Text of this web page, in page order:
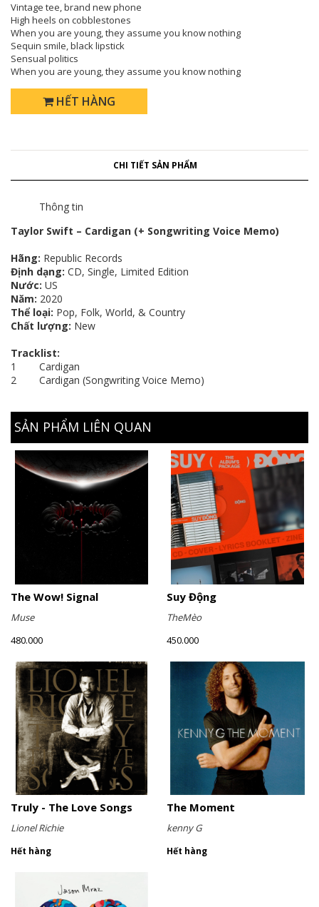
Vintage tee, brand new phone
High heels on cobblestones
When you are young, they assume you know nothing
Sequin smile, black lipstick
Sensual politics
When you are young, they assume you know nothing
HẾT HÀNG
CHI TIẾT SẢN PHẨM
Thông tin
Taylor Swift – Cardigan (+ Songwriting Voice Memo)
Hãng: Republic Records
Định dạng: CD, Single, Limited Edition
Nước: US
Năm: 2020
Thể loại: Pop, Folk, World, & Country
Chất lượng: New
Tracklist:
1 Cardigan
2 Cardigan (Songwriting Voice Memo)
SẢN PHẨM LIÊN QUAN
The Wow! Signal
Muse
480.000
Suy Động
TheMèo
450.000
Truly - The Love Songs
Lionel Richie
Hết hàng
The Moment
kenny G
Hết hàng